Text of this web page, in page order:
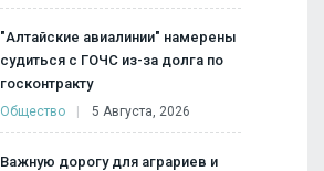
"Алтайские авиалинии" намерены
судиться с ГОЧС из-за долга по
госконтракту
Общество 5 Августа, 2026
Важную дорогу для аграриев и